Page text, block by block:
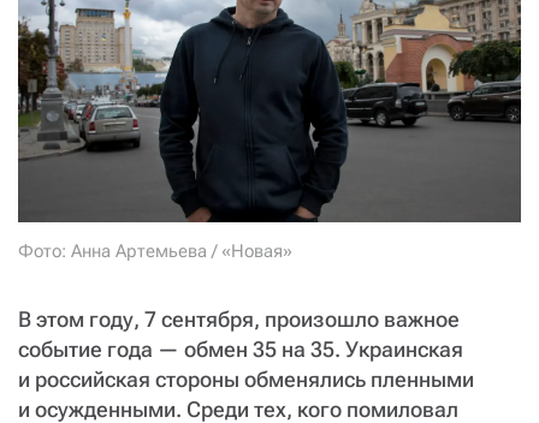
Фото: Анна Артемьева / «Новая»
В этом году, 7 сентября, произошло важное
событие года — ​обмен 35 на 35. Украинская
и российская стороны обменялись пленными
и осужденными. Среди тех, кого помиловал
СТАТЬ СОУЧАСТНИКОМ
ПОДЕЛИТЬСЯ С ДРУЗЬЯМИ
Если у вас есть вопросы, пишите donate@novayagazeta.ruили
звоните:
+7 (929) 612-03-68